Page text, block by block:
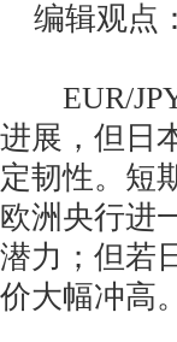
编辑观点：
EUR/JPY
进展，但日
定韧性。短
欧洲央行进
潜力；但若
价大幅冲高